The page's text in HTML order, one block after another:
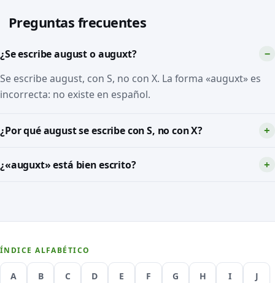
Preguntas frecuentes
¿Se escribe august o auguxt?
Se escribe august, con S, no con X. La forma «auguxt» es
incorrecta: no existe en español.
¿Por qué august se escribe con S, no con X?
¿«auguxt» está bien escrito?
ÍNDICE ALFABÉTICO
A B C D E F G H I J